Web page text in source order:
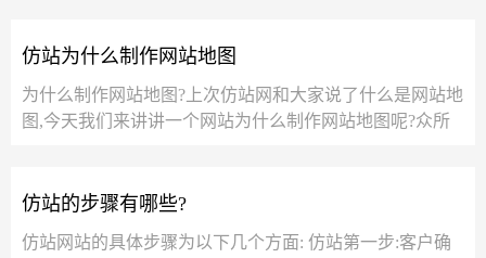
仿站为什么制作网站地图
为什么制作网站地图?上次仿站网和大家说了什么是网站地
图,今天我们来讲讲一个网站为什么制作网站地图呢?众所
仿站的步骤有哪些?
仿站网站的具体步骤为以下几个方面: 仿站第一步:客户确